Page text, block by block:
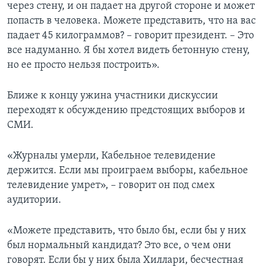
через стену, и он падает на другой стороне и может
попасть в человека. Можете представить, что на вас
падает 45 килограммов? – говорит президент. – Это
все надуманно. Я бы хотел видеть бетонную стену,
но ее просто нельзя построить».
Ближе к концу ужина участники дискуссии
переходят к обсуждению предстоящих выборов и
СМИ.
«Журналы умерли, Кабельное телевидение
держится. Если мы проиграем выборы, кабельное
телевидение умрет», – говорит он под смех
аудитории.
«Можете представить, что было бы, если бы у них
был нормальный кандидат? Это все, о чем они
говорят. Если бы у них была Хиллари, бесчестная